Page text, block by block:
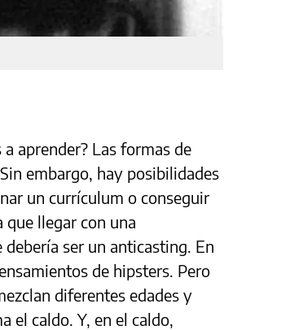
aprender? Las formas de
embargo, hay posibilidades
un currículum o conseguir
que llegar con una
debería ser un anticasting. En
de hipsters. Pero
diferentes edades y
el caldo. Y, en el caldo,